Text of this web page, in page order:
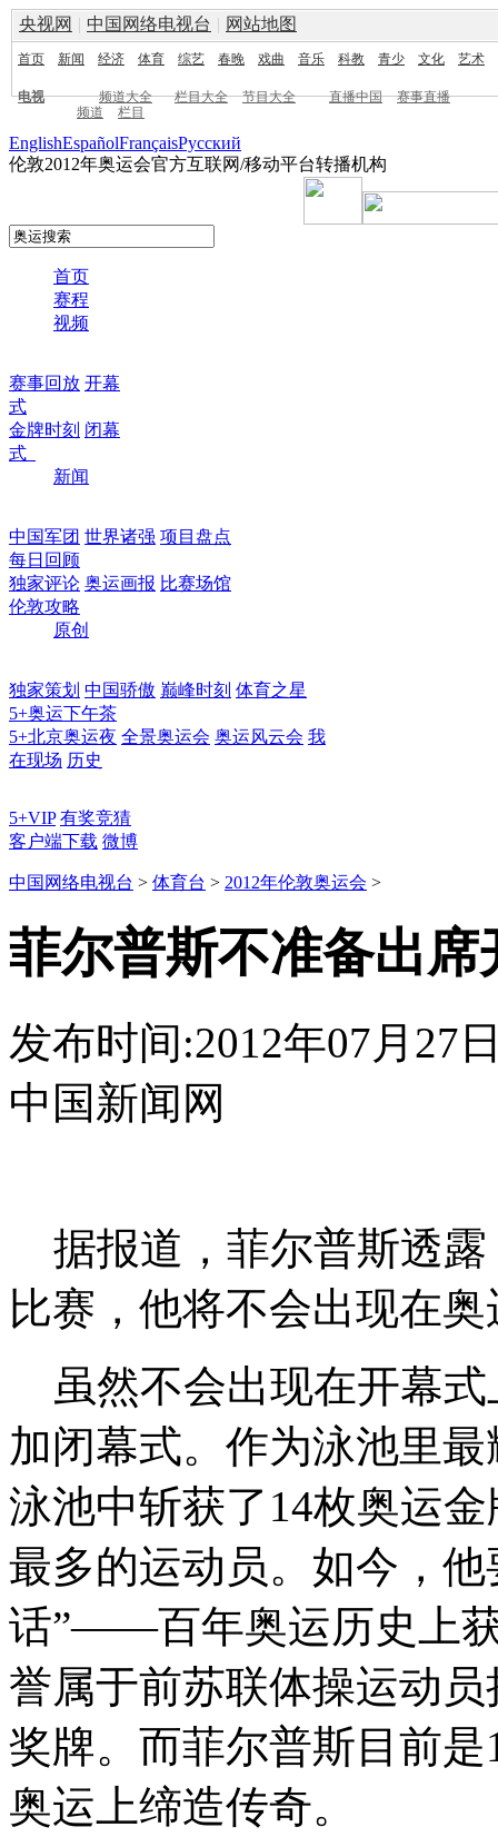
央视网 | 中国网络电视台 | 网站地图
首页 新闻 经济 体育 综艺 春晚 戏曲 音乐 科教 青少 文化 艺术
电视 频道大全 栏目大全 节目大全 直播中国
赛事直播
频道
栏目
EnglishEspañolFrançaisPусский
伦敦2012年奥运会官方互联网/移动平台转播机构
首页
赛程
视频
赛事回放 开幕
式
金牌时刻 闭幕
式
新闻
中国军团 世界诸强 项目盘点
每日回顾
独家评论 奥运画报 比赛场馆
伦敦攻略
原创
独家策划 中国骄傲 巅峰时刻 体育之星
5+奥运下午茶
5+北京奥运夜 全景奥运会 奥运风云会 我
在现场 历史
5+VIP 有奖竞猜
客户端下载 微博
中国网络电视台 > 体育台 > 2012年伦敦奥运会 >
菲尔普斯不准备出
发布时间:2012年07月27
中国新闻网
据报道，菲尔普斯透露
比赛，他将不会出现在
虽然不会出现在开幕式
加闭幕式。作为泳池里
泳池中斩获了14枚奥运
最多的运动员。如今，
话”——百年奥运历史上
誉属于前苏联体操运动
奖牌。而菲尔普斯目前
奥运上缔造传奇。